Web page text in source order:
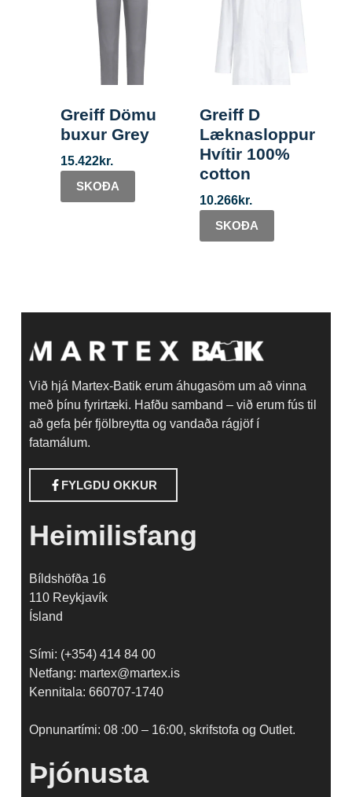
Greiff Dömu
buxur Grey
15.422kr.
SKOÐA
Greiff D
Læknasloppur
Hvítir 100%
cotton
10.266kr.
SKOÐA
Við hjá Martex-Batik erum áhugasöm um að vinna
með þínu fyrirtæki. Hafðu samband – við erum fús til
að gefa þér fjölbreytta og vandaða rágjöf í
fatamálum.
FYLGDU OKKUR
Heimilisfang
Bíldshöfða 16
110 Reykjavík
Ísland
Sími: (+354) 414 84 00
Netfang: martex@martex.is
Kennitala: 660707-1740
Opnunartími: 08 :00 – 16:00, skrifstofa og Outlet.
Þjónusta